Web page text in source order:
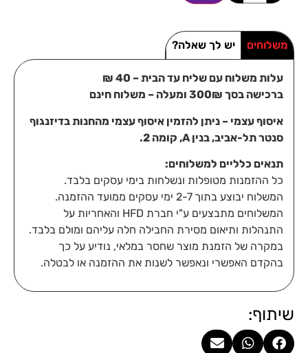
משלוחים יש לך שאלה?
עלות משלוח עם שליח עד הבית – 40 ₪
ברכישה בסך 300₪ ומעלה – משלוח חינם
איסוף עצמי – ניתן להזמין איסוף עצמי מהחנות בדיזנגוף
סנטר תל-אביב, בנין A, קומה 2.
תנאים כלליים למשלוחים:
כל ההזמנות מטופלות ונשלחות בימי עסקים בלבד.
המשלוח יבוצע בתוך 2-7 ימי עסקים ממועד ההזמנה.
המשלוחים מתבצעים ע"י חברת HFD והאחריות על
התנהלות ותיאום מסירת החבילה חלה עליהם ומולם בלבד.
במקרה של הזמנת מוצר שחסר במלאי, נודיע על כך
בהקדם האפשרי ונאפשר לשנות את ההזמנה או לבטלה.
שיתוף: